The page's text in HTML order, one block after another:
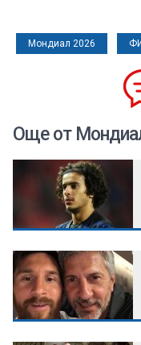
Мондиал 2026
Още от